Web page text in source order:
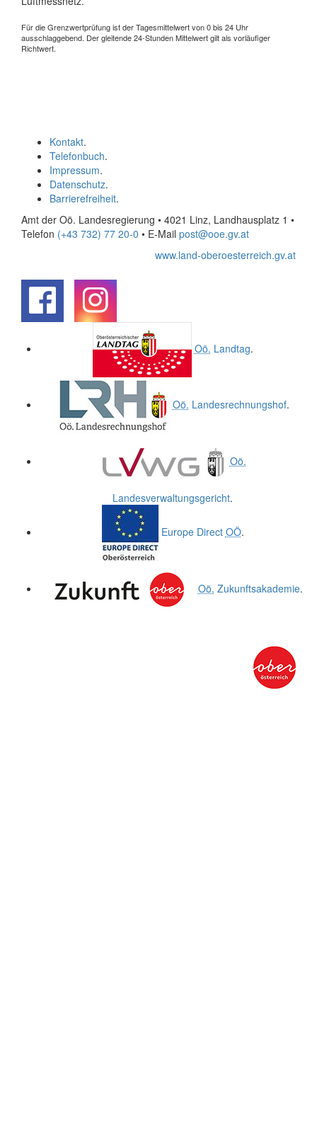
Für die Grenzwertprüfung ist der Tagesmittelwert von 0 bis 24 Uhr
ausschlaggebend. Der gleitende 24-Stunden Mittelwert gilt als vorläufiger
Richtwert.
Kontakt.
Telefonbuch.
Impressum.
Datenschutz.
Barrierefreiheit.
Amt der Oö. Landesregierung • 4021 Linz, Landhausplatz 1 •
Telefon (+43 732) 77 20-0 • E-Mail post@ooe.gv.at
www.land-oberoesterreich.gv.at
Oö. Landtag.
Oö. Landesrechnungshof.
Oö.
Landesverwaltungsgericht.
Europe Direct OÖ.
Oö. Zukunftsakademie.